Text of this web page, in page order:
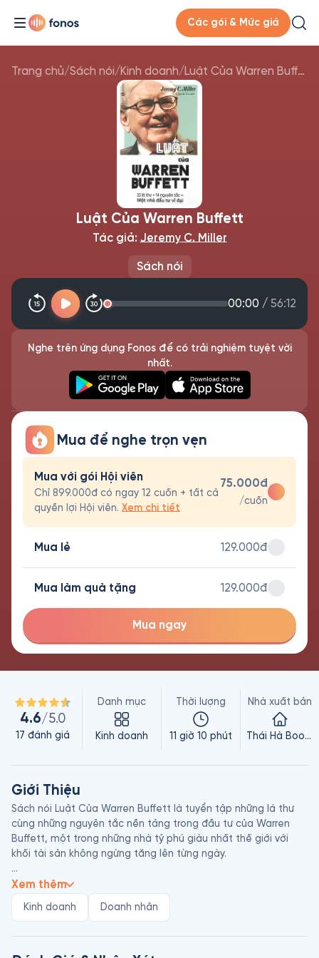
Các gói & Mức giá
Trang chủ/Sách nói/Kinh doanh/ Luật Của Warren Buffett
Sách nói
Luật Của Warren Buffett
Tác giả: Jeremy C. Miller
00:00 / 56:12
Nghe trên ứng dụng Fonos để có trải nghiệm tuyệt vời
nhất.
Mua để nghe trọn vẹn
Mua với gói Hội viên
Chỉ 899.000đ có ngay 12 cuốn + tất cả
quyền lợi Hội viên. Xem chi tiết
75.000đ
/cuốn
Mua lẻ 129.000đ
Mua làm quà tặng 129.000đ
Mua ngay
4.6/5.0
17 đánh giá
Danh mục
Kinh doanh
Thời lượng
11 giờ 10 phút
Nhà xuất bản
Thái Hà Books
Giới Thiệu
Sách nói Luật Của Warren Buffett là tuyển tập những lá thư
cùng những nguyên tắc nền tảng trong đầu tư của Warren
Buffett, một trong những nhà tỷ phú giàu nhất thế giới với
khối tài sản không ngừng tăng lên từng ngày.
Cuốn sách chứa đựng những kiến thức uyên thâm và tư duy
một nguồn vốn khiêm tốn. Những điều được chia sẻ trong
Xem thêm
Kinh doanh Doanh nhân